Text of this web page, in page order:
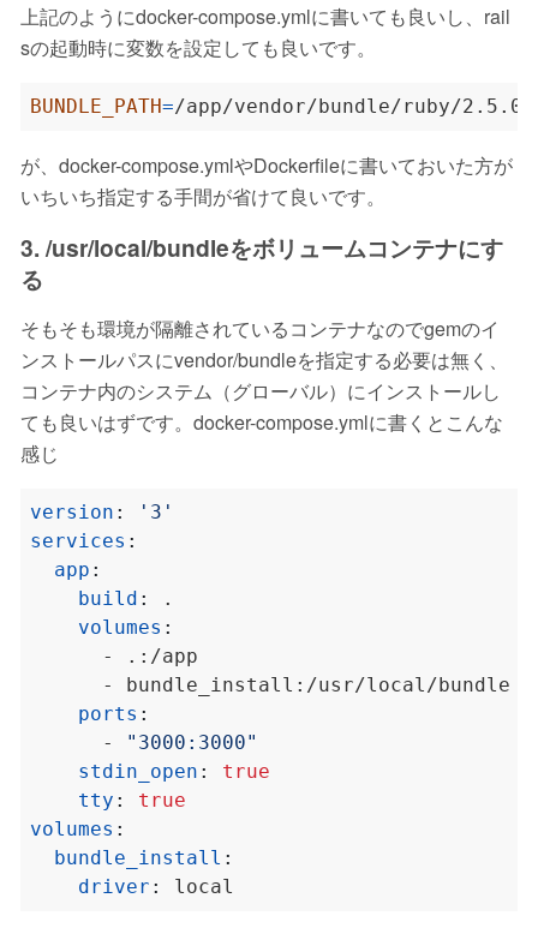
上記のようにdocker-compose.ymlに書いても良いし、rail
sの起動時に変数を設定しても良いです。
BUNDLE_PATH=
が、docker-compose.ymlやDockerfileに書いておいた方が
いちいち指定する手間が省けて良いです。
3. /usr/local/bundleをボリュームコンテナにす
る
そもそも環境が隔離されているコンテナなのでgemのイ
ンストールパスにvendor/bundleを指定する必要は無く、
コンテナ内のシステム（グローバル）にインストールし
ても良いはずです。docker-compose.ymlに書くとこんな
感じ
version :
'3'
services :
app :
build :
.
volumes :
- .:/app
- bundle_install:/usr/local/bundle
ports :
-
"3000:3000"
stdin_open :
true
tty :
true
volumes :
bundle_install :
driver : local